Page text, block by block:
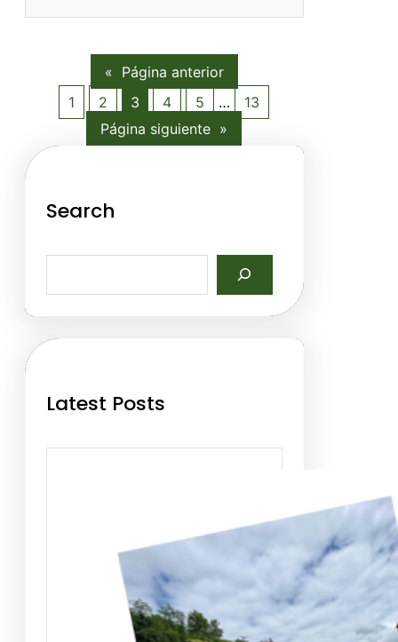
« Página anterior
1
2 3 4 5 …
13
Página siguiente »
Search
a
h
Latest Posts